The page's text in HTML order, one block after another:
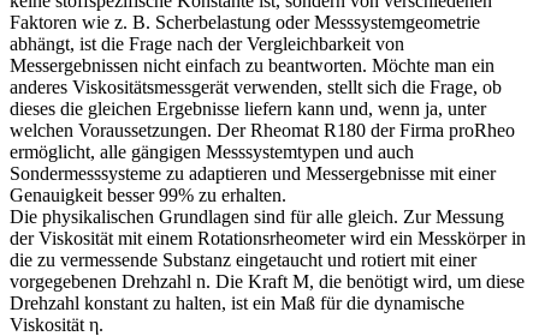
Faktoren wie z. B. Scherbelastung oder Messsystemgeometrie
abhängt, ist die Frage nach der Vergleichbarkeit von
Messergebnissen nicht einfach zu beantworten. Möchte man ein
anderes Viskositätsmessgerät verwenden, stellt sich die Frage, ob
dieses die gleichen Ergebnisse liefern kann und, wenn ja, unter
welchen Voraussetzungen. Der Rheomat R180 der Firma proRheo
ermöglicht, alle gängigen Messsystemtypen und auch
Sondermesssysteme zu adaptieren und Messergebnisse mit einer
Genauigkeit besser 99% zu erhalten.
Die physikalischen Grundlagen sind für alle gleich. Zur Messung
der Viskosität mit einem Rotationsrheometer wird ein Messkörper in
die zu vermessende Substanz eingetaucht und rotiert mit einer
vorgegebenen Drehzahl n. Die Kraft M, die benötigt wird, um diese
Drehzahl konstant zu halten, ist ein Maß für die dynamische
Viskosität η.